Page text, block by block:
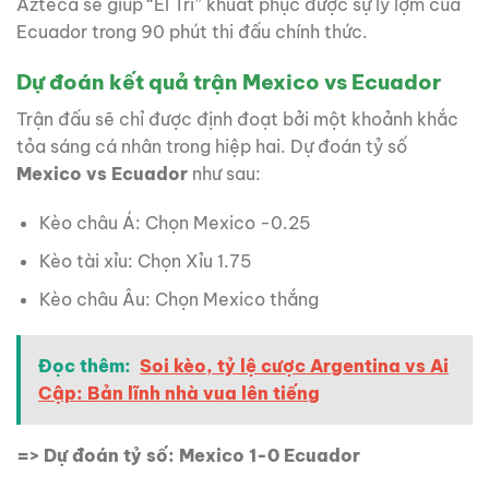
Azteca sẽ giúp “El Tri” khuất phục được sự lỳ lợm của
Ecuador trong 90 phút thi đấu chính thức.
Dự đoán kết quả trận Mexico vs Ecuador
Trận đấu sẽ chỉ được định đoạt bởi một khoảnh khắc
tỏa sáng cá nhân trong hiệp hai. Dự đoán tỷ số
Mexico vs Ecuador như sau:
Kèo châu Á: Chọn Mexico -0.25
Kèo tài xỉu: Chọn Xỉu 1.75
Kèo châu Âu: Chọn Mexico thắng
Đọc thêm: Soi kèo, tỷ lệ cược Argentina vs Ai
Cập: Bản lĩnh nhà vua lên tiếng
=> Dự đoán tỷ số: Mexico 1-0 Ecuador